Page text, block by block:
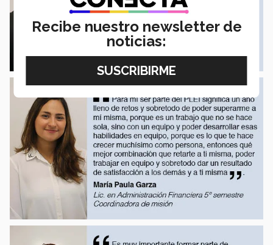
Recibe nuestro newsletter de
noticias: